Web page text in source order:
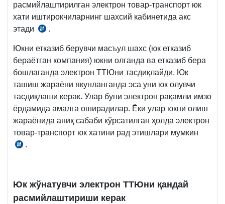
расмийлаштирилган электрон товар-транспорт юк
хати иштирокчиларнинг шахсий кабинетида акс
этади
Низом
249-
ВМҚга
3–
1-
.
Юкни етказиб берувчи масъул шахс (юк етказиб
бераётган компания) юкни олганда ва етказиб бера
бошлаганда электрон ТТЮни тасдиқлайди. Юк
ташиш жараёни якунланганда эса уни юк олувчи
тасдиқлаши керак. Улар буни электрон рақамли имзо
ёрдамида амалга оширадилар. Ёки улар юкни олиш
жараёнида аниқ сабаби кўрсатилган ҳолда электрон
товар-транспорт юк хатини рад этишлари мумкин
Низом
28.04.2021
й.
.
Юк жўнатувчи электрон ТТЮни қандай
расмийлаштириши керак